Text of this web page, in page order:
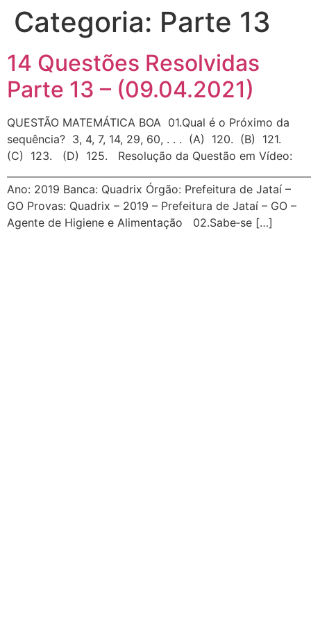
Categoria: Parte 13
14 Questões Resolvidas
Parte 13 – (09.04.2021)
QUESTÃO MATEMÁTICA BOA 01.Qual é o Próximo da
sequência? 3, 4, 7, 14, 29, 60, . . . (A) 120. (B) 121.
(C) 123. (D) 125. Resolução da Questão em Vídeo:
Ano: 2019 Banca: Quadrix Órgão: Prefeitura de Jataí –
GO Provas: Quadrix – 2019 – Prefeitura de Jataí – GO –
Agente de Higiene e Alimentação 02.Sabe‐se […]